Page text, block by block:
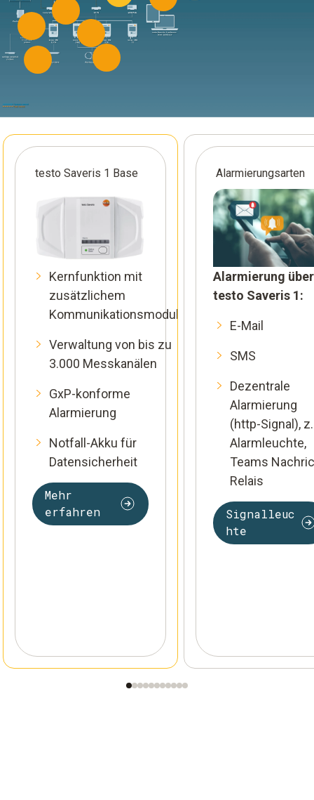
testo Saveris 1 Base
Kernfunktion mit
zusätzlichem
Kommunikationsmodul
Verwaltung von bis zu
3.000 Messkanälen
GxP-konforme
Alarmierung
Notfall-Akku für
Datensicherheit
Mehr
erfahren
Alarmierungsarten
Alarmierung über
testo Saveris 1:
E-Mail
SMS
Dezentrale
Alarmierung
(http-Signal),
Alarmleuchte,
Teams
Relais
Signalleuc
hte